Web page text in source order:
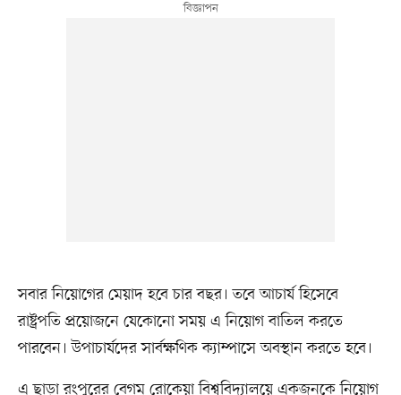
সবার নিয়োগের মেয়াদ হবে চার বছর। তবে আচার্য হিসেবে
রাষ্ট্রপতি প্রয়োজনে যেকোনো সময় এ নিয়োগ বাতিল করতে
পারবেন। উপাচার্যদের সার্বক্ষণিক ক্যাম্পাসে অবস্থান করতে হবে।
এ ছাড়া রংপুরের বেগম রোকেয়া বিশ্ববিদ্যালয়ে একজনকে নিয়োগ